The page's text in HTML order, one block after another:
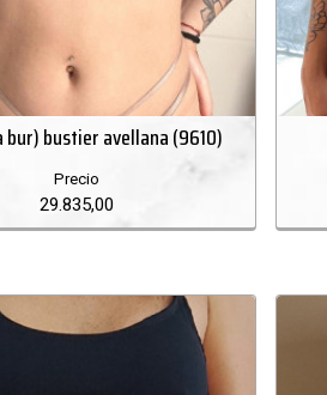
bur) bustier avellana (9610)
Precio
29.835,00